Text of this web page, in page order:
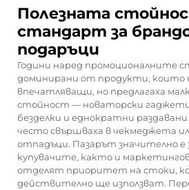
Полезната
стандарт за
подаръци
Години наред промоционалните
доминирани от продукти, които
впечатляващи, но предлагаха
стойност — новаторски
безделки и еднократни
често свършваха в чекмеджета
отпадъци. Пазарът значително е
купувачите, както и
отделят приоритет на стоки,
действително ще използват.